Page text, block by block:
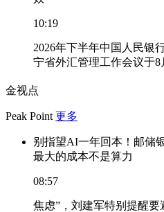
10:19
2026年下半年中国人民银
宁省外汇管理工作会议于8
金视点
Peak Point 更多
别指望AI一年回本！邮储
最大的成本不是算力
08:57
焦虑”，刘建军特别提醒要